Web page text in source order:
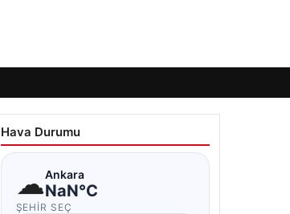
Hava Durumu
☁Ankara
NaN°C
ŞEHIR SEÇ